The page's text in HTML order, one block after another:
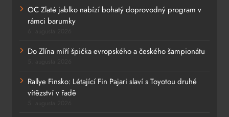
OC Zlaté jablko nabízí bohatý doprovodný program v
rámci barumky
Do Zlína míří špička evropského a českého šampionátu
Rallye Finsko: Létající Fin Pajari slaví s Toyotou druhé
vítězství v řadě